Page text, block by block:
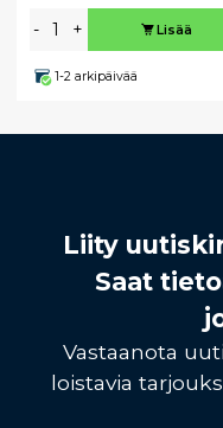
- + Lisää
1-2 arkipäivää
Liity
Saat
Vastaanota
loistavia